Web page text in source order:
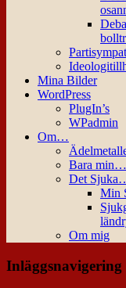
Mina Bilder
WordPress
PlugIn’s
WPadmin
Om…
Bara min…
Det
Min
Om mig
Inläggsnavigering